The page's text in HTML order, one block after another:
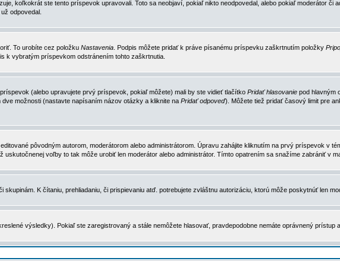
koľkokrát ste tento príspevok upravovali. Toto sa neobjaví, pokiaľ nikto neodpovedal, alebo pokiaľ moderátor
odpovedal.
To urobíte cez položku Nastavenia . Podpis môžete pridať k práve písanému príspevku zaškrtnutím položky
k vybratým príspevkom odstránením tohto zaškrtnutia.
(alebo upravujete prvý príspevok, pokiaľ môžete) mali by ste vidieť tlačítko Pridať hlasovanie pod hlavným
možnosti (nastavte napísaním názov otázky a kliknite na Pridať odpoveď). Môžete tiež pridať časový limit pre
pôvodným autorom, moderátorom alebo administrátorom. Úpravu zahájite kliknutím na prvý príspevok v
voľby to tak môže urobiť len moderátor alebo administrátor. Tímto opatrením sa snažíme zabrániť v
K čítaniu, prehliadaniu, či prispievaniu atď. potrebujete zvláštnu autorizáciu, ktorú môže poskytnúť len
výsledky). Pokiaľ ste zaregistrovaný a stále nemôžete hlasovať, pravdepodobne nemáte oprávnený prístup